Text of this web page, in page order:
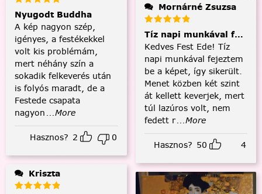
Nyugodt Buddha
A kép nagyon szép,
igényes, a festékekkel
volt kis problémám,
mert néhány szín a
sokadik felkeverés után
is folyós maradt, de a
Festede csapata
nagyon ...More
Hasznos? 2 0
Kriszta
Mornárné Zsuzsa
Tíz napi munkával
Kedves Fest Ede! Tíz
napi munkával fejeztem
be a képet, így sikerült.
Menet közben két szint
át kellett keverjek, mert
túl lazúros volt, nem
fedett r...More
Hasznos? 50 4